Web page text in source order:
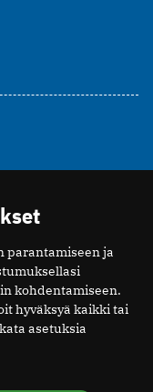
parantamiseen ja
kohdentamiseen.
hyväksyä kaikki tai
asetuksia